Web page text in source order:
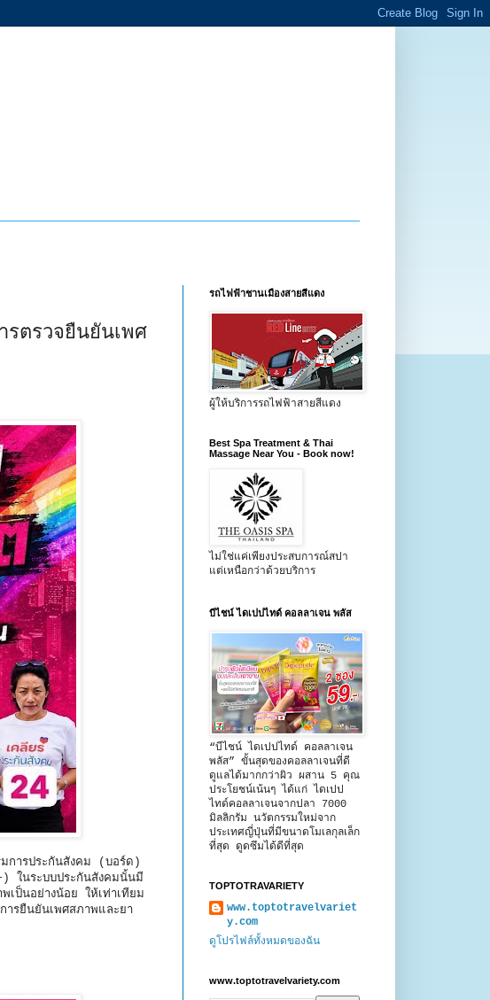
รตรวจยืนยันเพศ
การประกันสังคม (บอร์ด)
ในระบบประกันสังคมนั้นมี
เป็นอย่างน้อย ให้เท่าเทียม
รยืนยันเพศสภาพและยา
รถไฟฟ้าชานเมืองสายสีแดง
ผู้ให้บริการรถไฟฟ้าสายสีแดง
Best Spa Treatment & Thai
Massage Near You - Book now!
ไม่ใช่แค่เพียงประสบการณ์สปา
แต่เหนือกว่าด้วยบริการ
บีไชน์ ไดเปปไทด์ คอลลาเจน พลัส
“บีไชน์ ไดเปปไทด์ คอลลาเจน
พลัส” ขั้นสุดของคอลลาเจนที่ดี
ดูแลได้มากกว่าผิว ผสาน 5 คุณ
ประโยชน์เน้นๆ ได้แก่ ไดเปป
ไทด์คอลลาเจนจากปลา 7000
มิลลิกรัม นวัตกรรมใหม่จาก
ประเทศญี่ปุ่นที่มีขนาดโมเลกุลเล็ก
ที่สุด ดูดซึมได้ดีที่สุด
TOPTOTRAVARIETY
www.toptotravelvariet
y.com
ดูโปรไฟล์ทั้งหมดของฉัน
www.toptotravelvariety.com